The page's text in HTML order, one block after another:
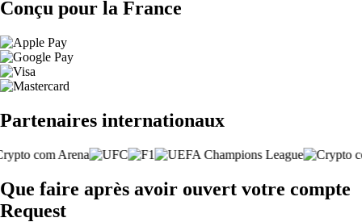
Conçu pour la France
Partenaires internationaux
Que faire après avoir ouvert votre compte
Request